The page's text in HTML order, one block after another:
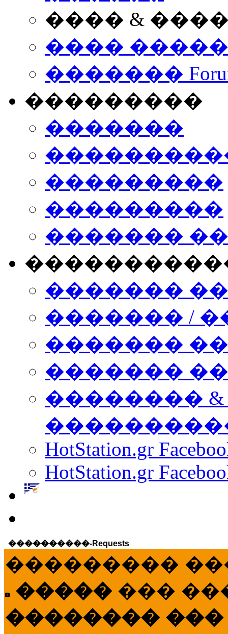
���� &
����
�������
���������
�������
���������
���������
�������
�������
������� /
�������
������� ���
��������
HotStation.gr
HotStation.gr
����������-Requests
���������
����� ���
��������